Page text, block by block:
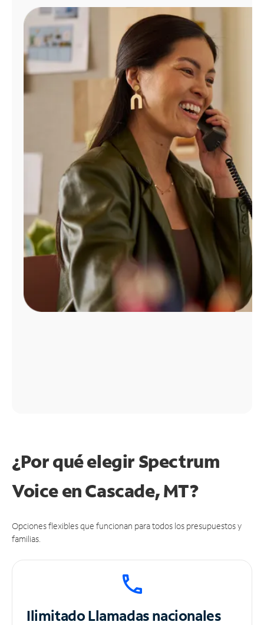
Administrar
cuenta
Encuentra
tienda
¿Por qué elegir Spectrum
Voice en Cascade, MT?
Opciones flexibles que funcionan para todos los presupuestos y
familias.
IlimitadoLlamadas nacionales